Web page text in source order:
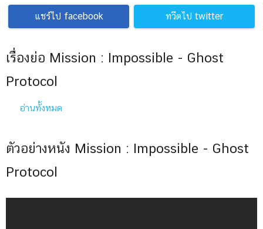
แชร์ไป facebook ทวีตไป twitter
เรื่องย่อ Mission : Impossible - Ghost
Protocol
อ่านทั้งหมด
ตัวอย่างหนัง Mission : Impossible - Ghost
Protocol